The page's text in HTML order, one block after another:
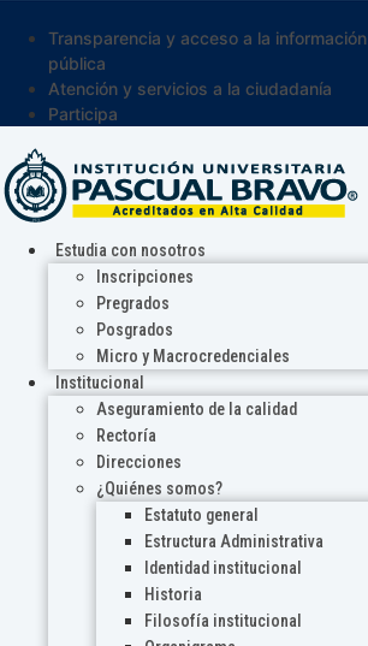
Transparencia y acceso a la información
pública
Atención y servicios a la ciudadanía
Participa
Estudia con nosotros
Inscripciones
Pregrados
Posgrados
Micro y Macrocredenciales
Institucional
Aseguramiento de la calidad
Rectoría
Direcciones
¿Quiénes somos?
Estatuto general
Estructura Administrativa
Identidad institucional
Historia
Filosofía institucional